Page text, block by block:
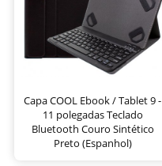
Capa COOL Ebook / Tablet 9 -
11 polegadas Teclado
Bluetooth Couro Sintético
Preto (Espanhol)